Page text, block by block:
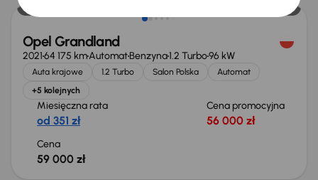
Opel Grandland
202164 175 kmAutomatBenzyna1.2 Turbo96 kW
Auta krajowe 1.2 Turbo Salon Polska
Automat
+5 kolejnych
Miesięczna rata
od 351 zł
Cena promocyjna
56 000 zł
Cena
59 000 zł